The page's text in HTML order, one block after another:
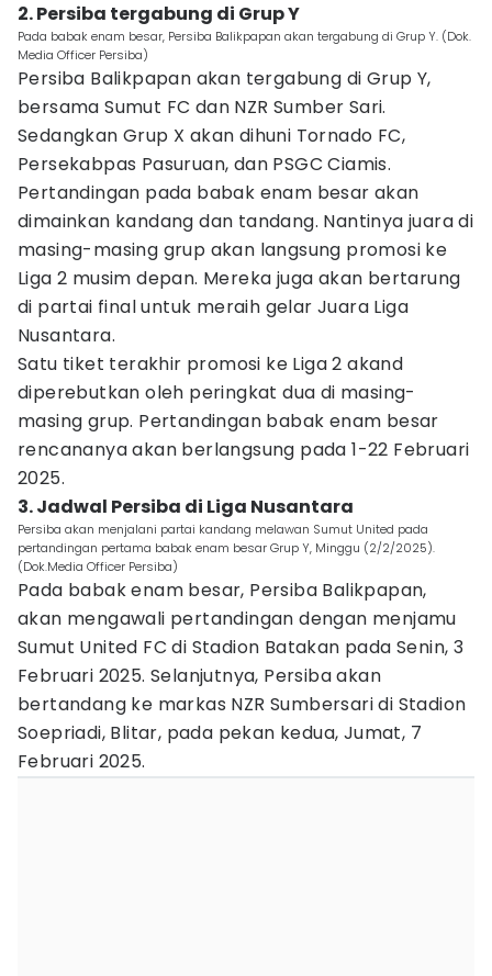
2. Persiba tergabung di Grup Y
Pada babak enam besar, Persiba Balikpapan akan tergabung di Grup Y. (Dok.
Media Officer Persiba)
Persiba Balikpapan akan tergabung di Grup Y,
bersama Sumut FC dan NZR Sumber Sari.
Sedangkan Grup X akan dihuni Tornado FC,
Persekabpas Pasuruan, dan PSGC Ciamis.
Pertandingan pada babak enam besar akan
dimainkan kandang dan tandang. Nantinya juara di
masing-masing grup akan langsung promosi ke
Liga 2 musim depan. Mereka juga akan bertarung
di partai final untuk meraih gelar Juara Liga
Nusantara.
Satu tiket terakhir promosi ke Liga 2 akand
diperebutkan oleh peringkat dua di masing-
masing grup. Pertandingan babak enam besar
rencananya akan berlangsung pada 1-22 Februari
2025.
3. Jadwal Persiba di Liga Nusantara
Persiba akan menjalani partai kandang melawan Sumut United pada
pertandingan pertama babak enam besar Grup Y, Minggu (2/2/2025).
(Dok.Media Officer Persiba)
Pada babak enam besar, Persiba Balikpapan,
akan mengawali pertandingan dengan menjamu
Sumut United FC di Stadion Batakan pada Senin, 3
Februari 2025. Selanjutnya, Persiba akan
bertandang ke markas NZR Sumbersari di Stadion
Soepriadi, Blitar, pada pekan kedua, Jumat, 7
Februari 2025.